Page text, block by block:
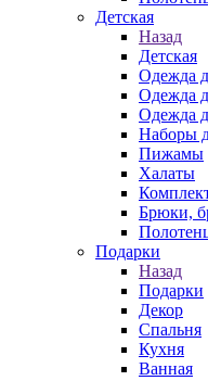
Детская
Назад
Детская
Одежда
Одежда
Одежда
Наборы
Пижамы
Халаты
Брюки,
Подарки
Назад
Подарки
Декор
Спальня
Кухня
Ванная